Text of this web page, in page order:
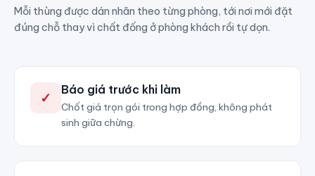
Mỗi thùng được dán nhãn theo từng phòng, tới nơi mới đặt
đúng chỗ thay vì chất đống ở phòng khách rồi tự dọn.
✓ Báo giá trước khi làm
Chốt giá trọn gói trong hợp đồng, không phát
sinh giữa chừng.